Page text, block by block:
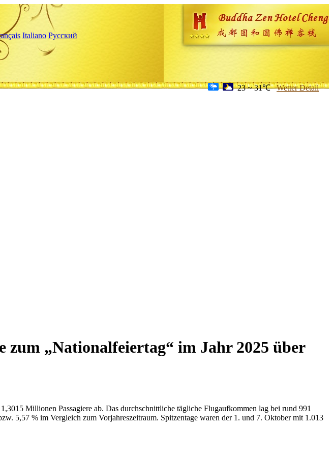
Italiano Русский
23 ~ 31℃ Wetter Detail
„Nationalfeiertag“ im Jahr 2025 über
Millionen Passagiere ab. Das durchschnittliche tägliche Flugaufkommen lag bei rund 991
5,57 % im Vergleich zum Vorjahreszeitraum. Spitzentage waren der 1. und 7. Oktober mit 1.013